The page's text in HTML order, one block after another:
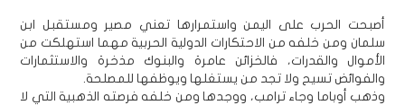
أصبحت الحرب على اليمن واستمرارها تعني مصير ومستقبل ابن
سلمان ومن خلفه من الاحتكارات الدولية الحربية مهما استهلكت من
الأموال والقدرات، فالخزائن عامرة والبنوك مذخرة والاستثمارات
والفوائض تسيح ولا تجد من يستغلها ويوظفها للمصلحة.
وذهب أوباما وجاء ترامب، ووجدها ومن خلفه فرصته الذهبية التي لا